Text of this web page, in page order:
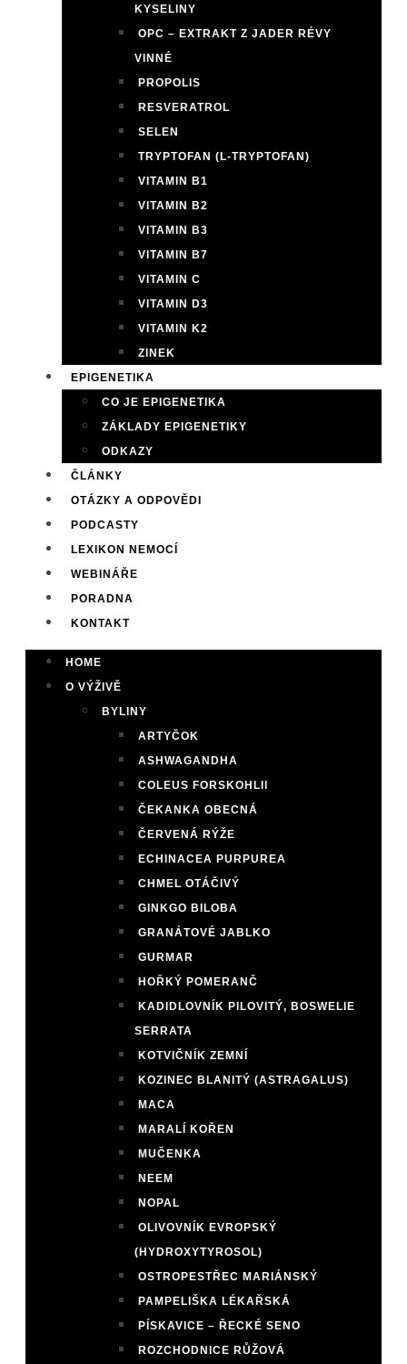
KYSELINY
OPC – EXTRAKT Z JADER RÉVY
VINNÉ
PROPOLIS
RESVERATROL
SELEN
TRYPTOFAN (L-TRYPTOFAN)
VITAMIN B1
VITAMIN B2
VITAMIN B3
VITAMIN B7
VITAMIN C
VITAMIN D3
VITAMIN K2
ZINEK
EPIGENETIKA
CO JE EPIGENETIKA
ZÁKLADY EPIGENETIKY
ODKAZY
ČLÁNKY
OTÁZKY A ODPOVĚDI
PODCASTY
LEXIKON NEMOCÍ
WEBINÁŘE
PORADNA
KONTAKT
HOME
O VÝŽIVĚ
BYLINY
ARTYČOK
ASHWAGANDHA
COLEUS FORSKOHLII
ČEKANKA OBECNÁ
ČERVENÁ RÝŽE
ECHINACEA PURPUREA
CHMEL OTÁČIVÝ
GINKGO BILOBA
GRANÁTOVÉ JABLKO
GURMAR
HOŘKÝ POMERANČ
KADIDLOVNÍK PILOVITÝ, BOSWELIE
SERRATA
KOTVIČNÍK ZEMNÍ
KOZINEC BLANITÝ (ASTRAGALUS)
MACA
MARALÍ KOŘEN
MUČENKA
NEEM
NOPAL
OLIVOVNÍK EVROPSKÝ
(HYDROXYTYROSOL)
OSTROPESTŘEC MARIÁNSKÝ
PAMPELIŠKA LÉKAŘSKÁ
PÍSKAVICE – ŘECKÉ SENO
ROZCHODNICE RŮŽOVÁ